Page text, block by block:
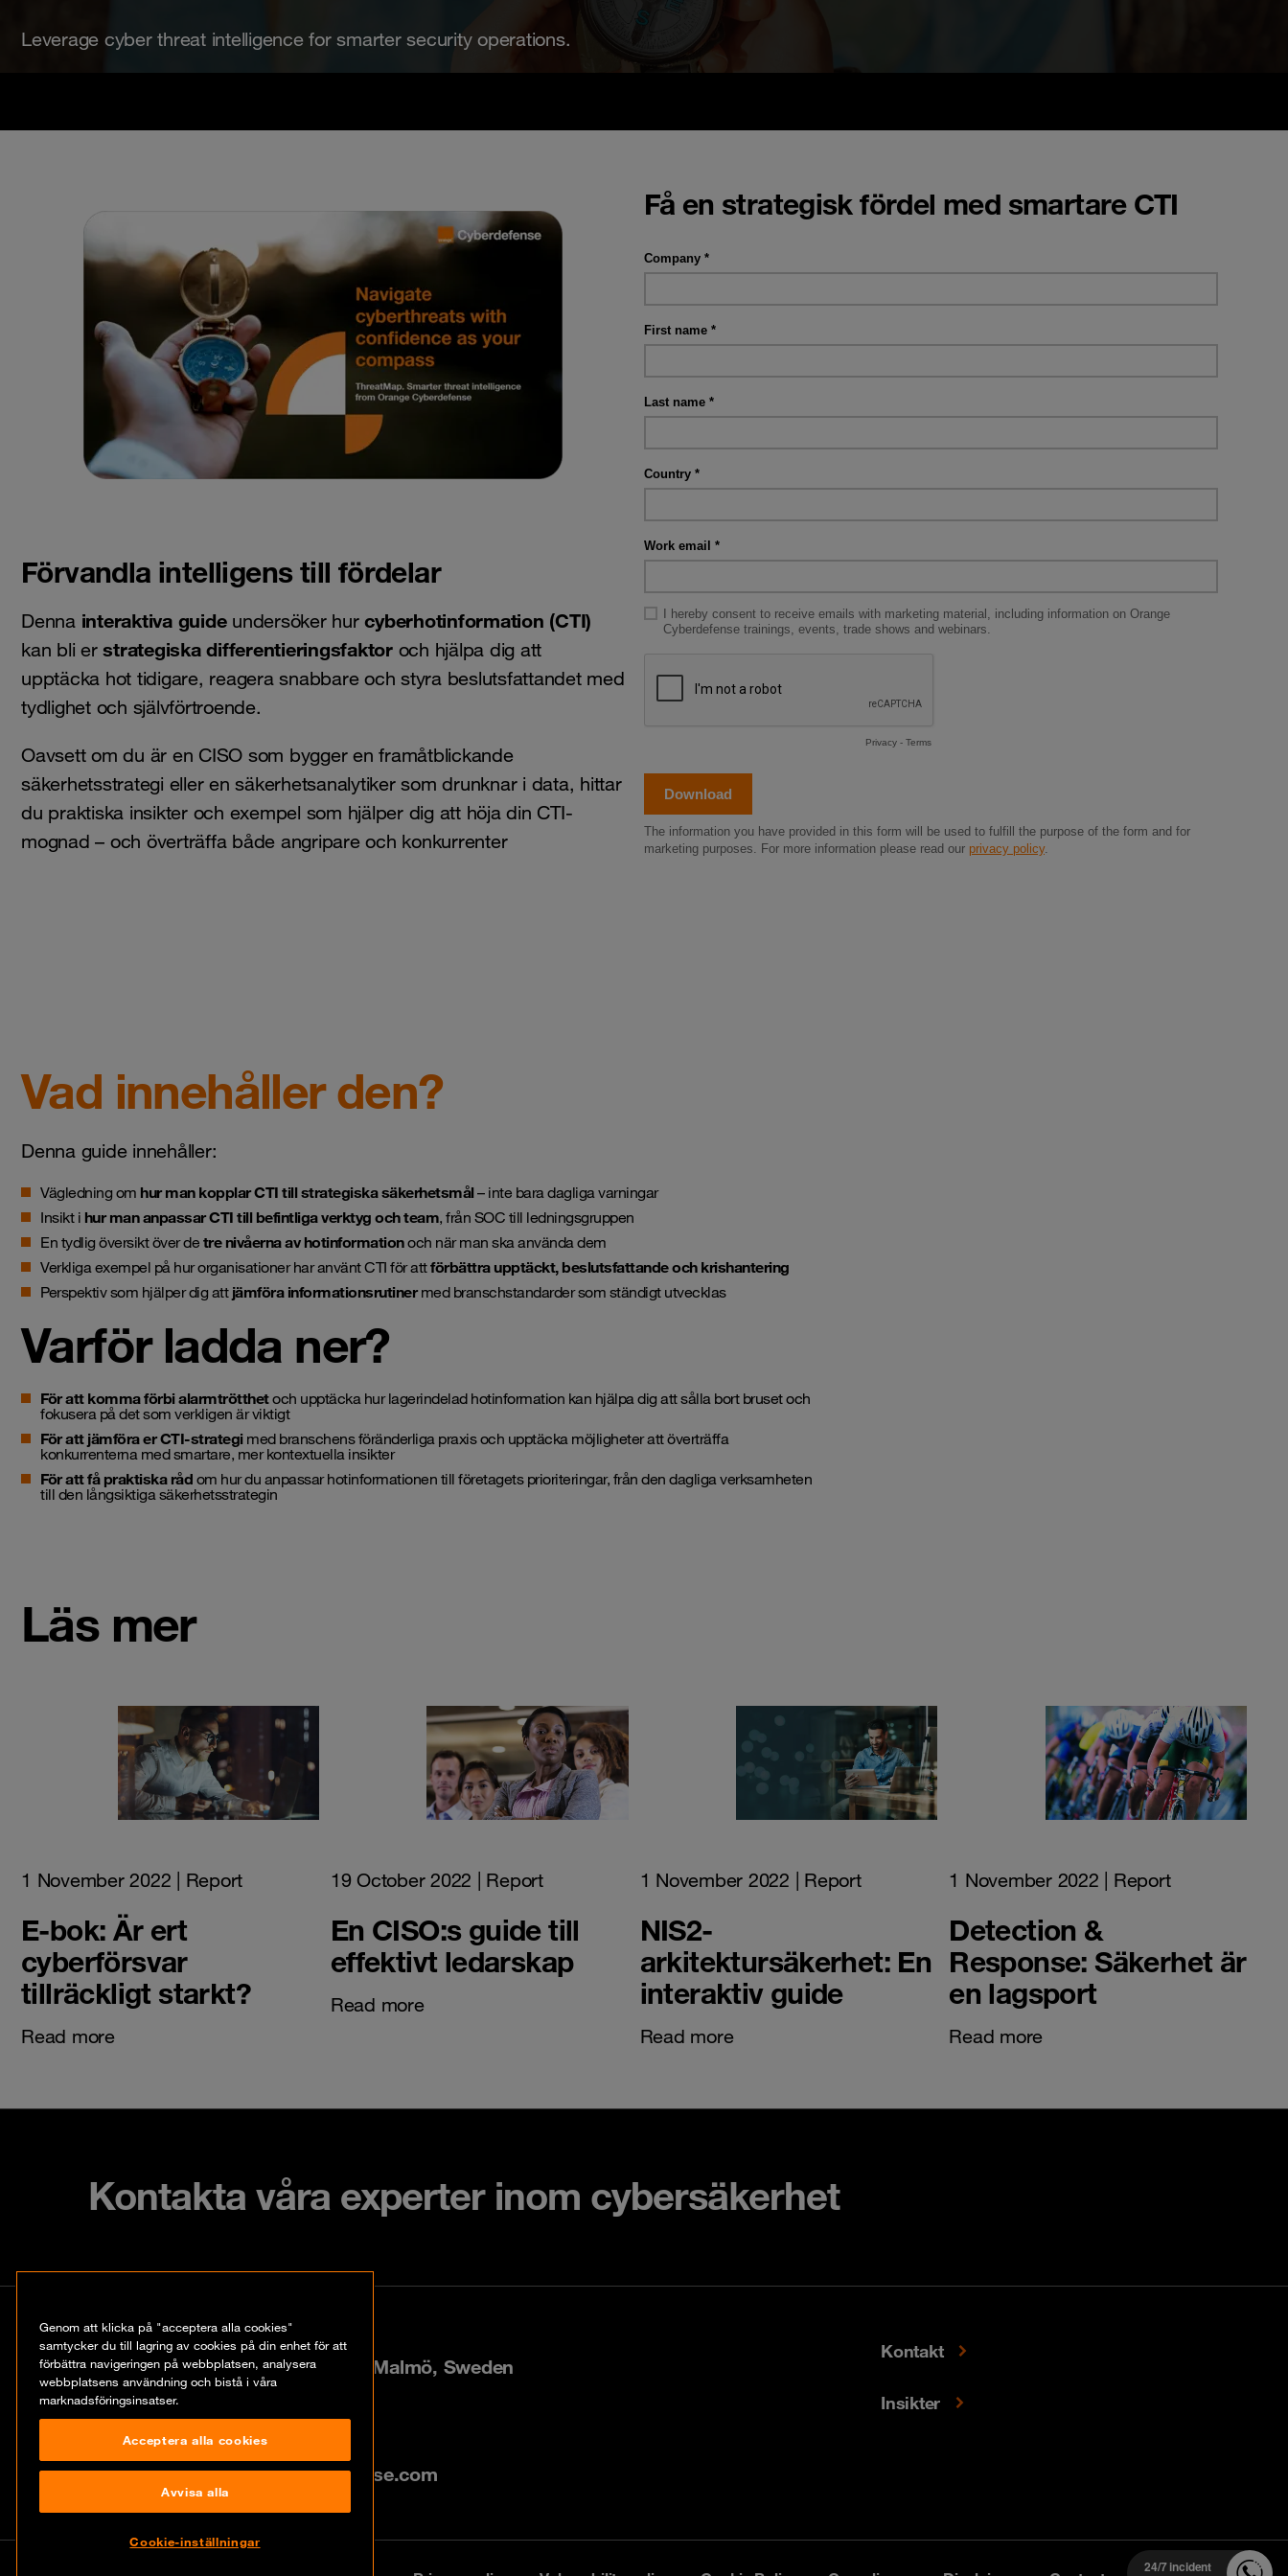
Leverage cyber threat intelligence for smarter security operations.
Förvandla intelligens till fördelar
Denna interaktiva guideundersöker hurcyberhotinformation (CTI)
kan bli erstrategiska differentieringsfaktoroch hjälpa dig att
upptäcka hot tidigare, reagera snabbare och styra beslutsfattandet med
tydlighet och självförtroende.
Oavsett om du är en CISO som bygger en framåtblickande
säkerhetsstrategi eller en säkerhetsanalytiker som drunknar i data, hittar
du praktiska insikter och exempel som hjälper dig att höja din CTI-
mognad – och överträffa både angripare och konkurrenter
Få en strategisk fördel med smartare CTI
Vad innehåller den?
Denna guide innehåller:
Vägledning om hur man kopplar CTI till strategiska säkerhetsmål– inte bara dagliga varningar
Insikt i hur man anpassar CTI till befintliga verktyg och team, från SOC till ledningsgruppen
En tydlig översikt över de tre nivåerna av hotinformationoch när man ska använda dem
Verkliga exempel på hur organisationer har använt CTI för attförbättra upptäckt, beslutsfattande och krishantering
Perspektiv som hjälper dig att jämföra informationsrutinermed branschstandarder som ständigt utvecklas
Varför ladda ner?
För att komma förbi alarmtrötthetoch upptäcka hur lagerindelad hotinformation kan hjälpa dig att sålla bort bruset och
fokusera på det som verkligen är viktigt
För att jämföra er CTI-strategimed branschens föränderliga praxis och upptäcka möjligheter att överträffa
konkurrenterna med smartare, mer kontextuella insikter
För att få praktiska råd om hur du anpassar hotinformationen till företagets prioriteringar, från den dagliga verksamheten
till den långsiktiga säkerhetsstrategin
Läs mer
1 November 2022 | Report
E-bok: Är ert
cyberförsvar
tillräckligt starkt?
Read more
19 October 2022 | Report
En CISO:s guide till
effektivt ledarskap
Read more
1 November 2022 | Report
NIS2-
arkitektursäkerhet: En
interaktiv guide
Read more
1 November 2022 | Report
Detection &
Response: Säkerhet är
en lagsport
Read more
Kontakta våra experter inom cybersäkerhet
Kontakt
Hyllie boulevard 40, 21535 Malmö, Sweden
+46 10 202 20 13
info@se.orangecyberdefense.com
Kontakt
Insikter
24/7 incident
Genom att klicka på "acceptera alla cookies"
samtycker du till lagring av cookies på din enhet för att
förbättra navigeringen på webbplatsen, analysera
webbplatsens användning och bistå i våra
marknadsföringsinsatser.
Acceptera alla cookies
Avvisa alla
Cookie-inställningar